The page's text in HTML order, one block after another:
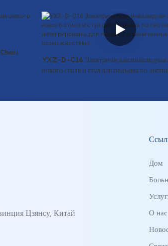
Chari
YXZ-D-C16 Электрическая инвалидная
нового стиля и стул для подъема по
Цзянсу, Китай
Дом
О нас